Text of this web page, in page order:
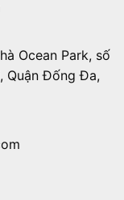
Ocean Park, số
Quận Đống Đa,